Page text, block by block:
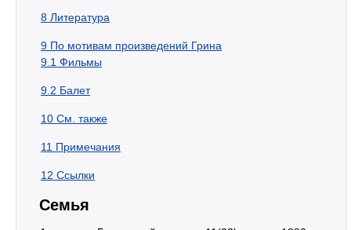
8 Литература
9 По мотивам произведений Грина
9.1 Фильмы
9.2 Балет
10 См. также
11 Примечания
12 Ссылки
Семья